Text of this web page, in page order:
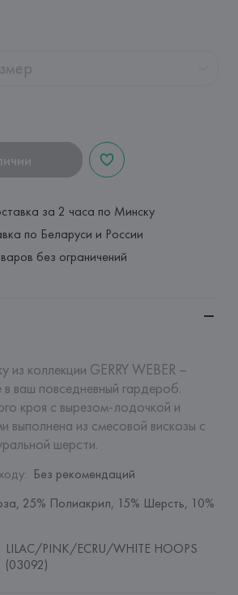
за 2 часа по Минску
по Беларуси и России
без ограничений
из коллекции GERRY WEBER –
ваш повседневный гардероб.
кроя с вырезом-лодочкой и
выполнена из смесовой вискозы с
шерсти.
: Без рекомендаций
25% Полиакрил, 15% Шерсть, 10%
LILAC/PINK/ECRU/WHITE HOOPS
(03092)